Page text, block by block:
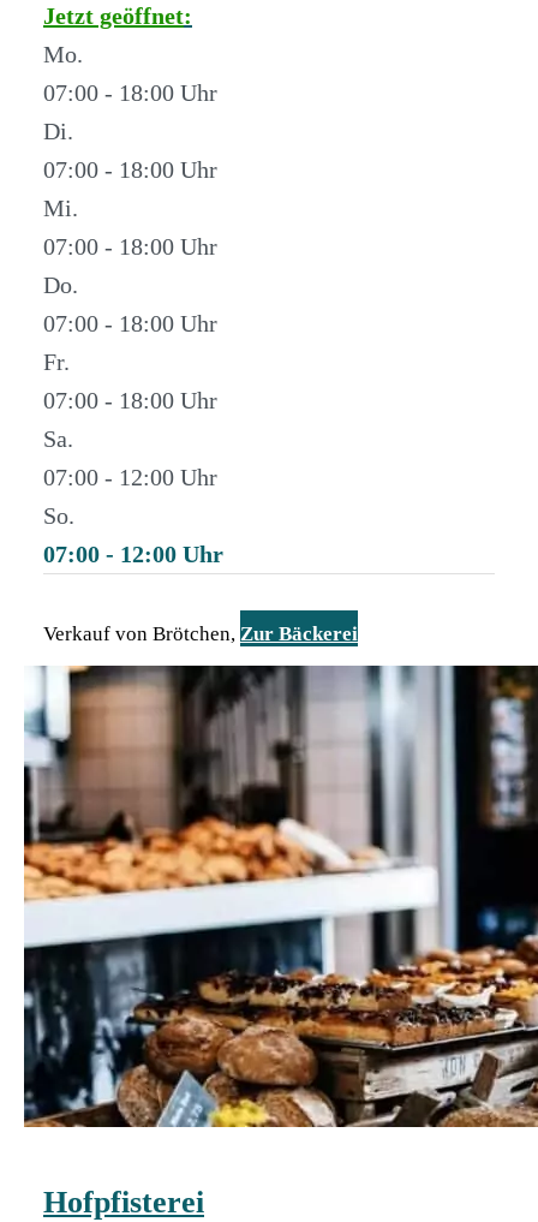
Jetzt geöffnet:
Mo.
07:00 - 18:00
Di.
07:00 - 18:00
Mi.
07:00 - 18:00
Do.
07:00 - 18:00
Fr.
07:00 - 18:00
Sa.
07:00 - 12:00
So.
07:00 - 12:00
Verkauf von Brötchen, Zur Bäckerei
Hofpfisterei